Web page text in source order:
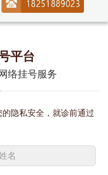
平台
络挂号服务
隐私安全，就诊前通过